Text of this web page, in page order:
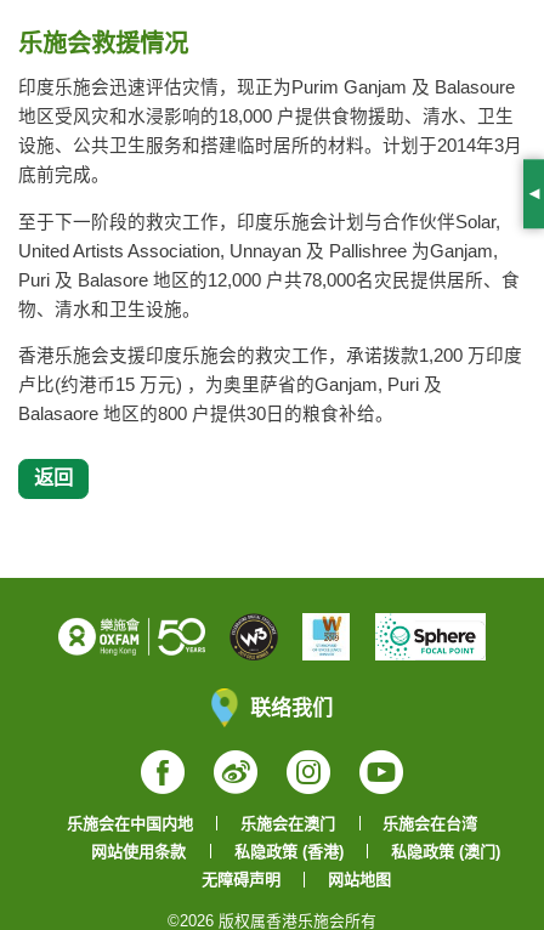
乐施会救援情况
印度乐施会迅速评估灾情，现正为Purim Ganjam 及 Balasoure
地区受风灾和水浸影响的18,000 户提供食物援助、清水、卫生
设施、公共卫生服务和搭建临时居所的材料。计划于2014年3月
底前完成。
至于下一阶段的救灾工作，印度乐施会计划与合作伙伴Solar,
United Artists Association, Unnayan 及 Pallishree 为Ganjam,
Puri 及 Balasore 地区的12,000 户共78,000名灾民提供居所、食
物、清水和卫生设施。
香港乐施会支援印度乐施会的救灾工作，承诺拨款1,200 万印度
卢比(约港币15 万元) ，为奥里萨省的Ganjam, Puri 及
Balasaore 地区的800 户提供30日的粮食补给。
返回
联络我们
Facebook
WeiboInstagram
YouTube
乐施会在中国内地 乐施会在澳门
乐施会在台湾
网站使用条款
私隐政策 (香港)
私隐政策 (澳门)
无障碍声明
网站地图
©2026 版权属香港乐施会所有